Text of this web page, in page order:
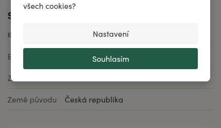
všech cookies?
Nastavení
Souhlasím
Specifikace
Kód produktu
EAN
Značka
Země původu Česká republika